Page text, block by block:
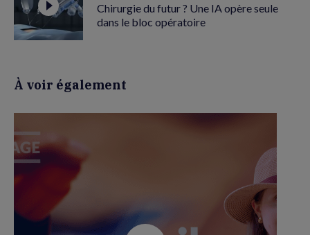
Chirurgie du futur ? Une IA opère seule
dans le bloc opératoire
À voir également